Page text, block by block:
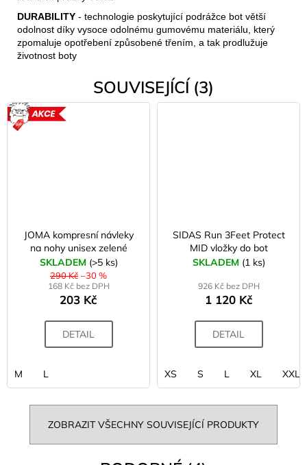
DURABILITY - technologie poskytující podrážce bot větší
odolnost díky vysoce odolnému gumovému materiálu, který
zpomaluje opotřebení způsobené třením, a tak prodlužuje
životnost boty
SOUVISEJÍCÍ (3)
JOMA kompresní návleky
na nohy unisex zelené
SKLADEM (>5 ks)
290 Kč –30 %
168 Kč bez DPH
203 Kč
DETAIL
M L
SIDAS Run 3Feet Protect
MID vložky do bot
SKLADEM (1 ks)
926 Kč bez DPH
1 120 Kč
DETAIL
XS S L XL XXL
ZOBRAZIT VŠECHNY SOUVISEJÍCÍ PRODUKTY